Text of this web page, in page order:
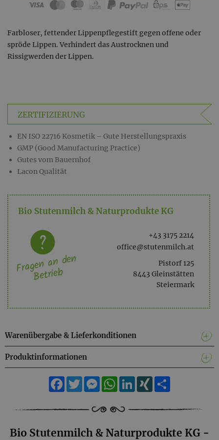
Farbloser, fettender Lippenpflegestift gegen offene oder
spröde Lippen. Verhindert das Austrocknen und
Rissigwerden der Lippen.
ZERTIFIZIERUNG
EN ISO 22716 Kosmetik – Gute Herstellungspraxis
GMP (Good Manufacturing Practice)
Gutes vom Bauernhof
Lacon Qualität
Bio Stutenmilch & Naturprodukte KG
+43 3175 2214
office@stutenmilch.at
Pistorf 125
8443 Gleinstätten
Steiermark
Fragen an den
Betrieb
Warenübergabe & Lieferkonditionen
Produktinformationen
Facebook
TwitterMessengerWhatsApp
LinkedIn
XING
Bio Stutenmilch & Naturprodukte KG -